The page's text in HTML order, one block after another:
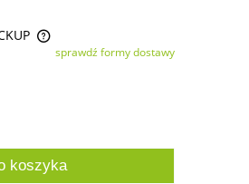
sprawdź formy dostawy
koszyka